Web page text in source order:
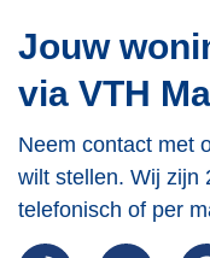
Jouw
via VTH
Neem contact met
wilt stellen. Wij zijn
telefonisch of per